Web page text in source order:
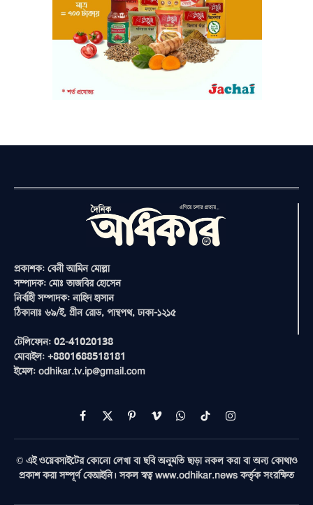
প্রকাশক: বেনী আমিন মোল্লা
সম্পাদক: মোঃ তাজবির হোসেন
নির্বাহী সম্পাদক: নাহিদ হাসান
ঠিকানাঃ ৬৯/ই, গ্রীন রোড, পান্থপথ, ঢাকা-১২১৫
টেলিফোন: 02-41020138
মোবাইল: +8801688518181
ইমেল: odhikar.tv.ip@gmail.com
Facebook
X
(Twitter)
PinterestVimeoWhatsAppTikTokInstagram
© এই ওয়েবসাইটের কোনো লেখা বা ছবি অনুমতি ছাড়া নকল করা বা অন্য কোথাও
প্রকাশ করা সম্পূর্ণ বেআইনি। সকল স্বত্ব www.odhikar.news কর্তৃক সংরক্ষিত